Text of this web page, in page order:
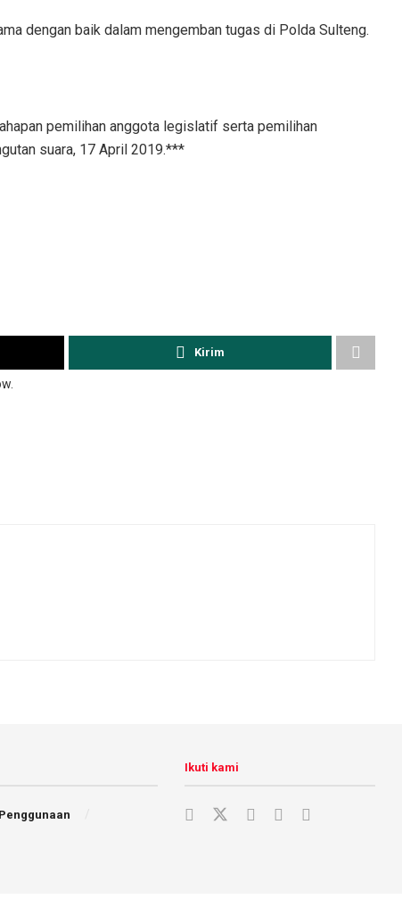
dengan baik dalam mengemban tugas di Polda Sulteng.
pemilihan anggota legislatif serta pemilihan
suara, 17 April 2019.***
Kirim
Ikuti kami